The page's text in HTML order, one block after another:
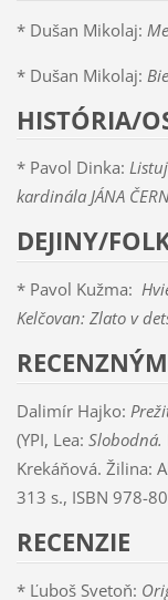
* Dušan Mikolaj:
* Dušan Mikolaj:
HISTÓRIA/
* Pavol Dinka:
kardinála JÁNA
DEJINY/
* Pavol Kužma:
Kelčovan: Zlato v
Dalimír Hajko:
(YPI, Lea: Slobodná.
Krekáňová. Žilina:
313 s., ISBN 978-
RECENZIE
* Ľuboš Svetoň: